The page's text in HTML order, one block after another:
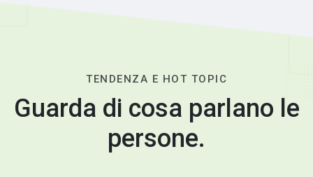
TENDENZA E HOT TOPIC
Guarda di cosa parlano le
persone.